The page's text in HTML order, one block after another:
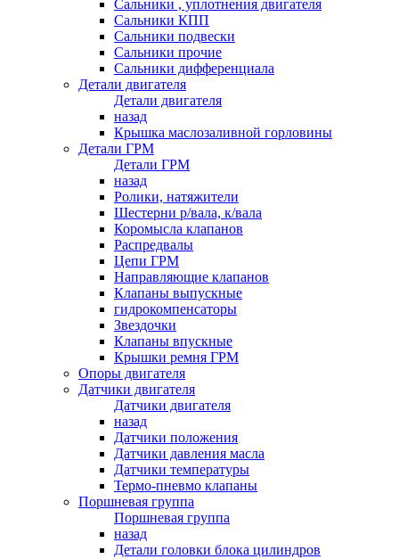
Сальники , уплотнения двигателя
Сальники КПП
Сальники подвески
Сальники прочие
Сальники дифференциала
Детали двигателя
Детали двигателя
назад
Крышка маслозаливной горловины
Детали ГРМ
Детали ГРМ
назад
Ролики, натяжители
Шестерни р/вала, к/вала
Коромысла клапанов
Распредвалы
Цепи ГРМ
Направляющие клапанов
Клапаны выпускные
гидрокомпенсаторы
Звездочки
Клапаны впускные
Крышки ремня ГРМ
Опоры двигателя
Датчики двигателя
Датчики двигателя
назад
Датчики положения
Датчики давления масла
Датчики температуры
Термо-пневмо клапаны
Поршневая группа
Поршневая группа
назад
Детали головки блока цилиндров